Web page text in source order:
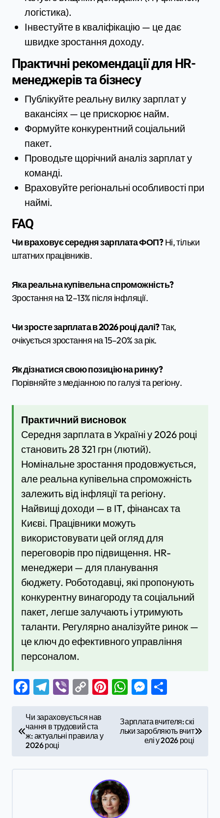
логістика).
Інвестуйте в кваліфікацію — це дає
швидке зростання доходу.
Практичні рекомендації для HR-
менеджерів та бізнесу
Публікуйте реальну вилку зарплат у
вакансіях — це прискорює найм.
Формуйте конкурентний соціальний
пакет.
Проводьте щорічний аналіз зарплат у
команді.
Враховуйте регіональні особливості при
наймі.
FAQ
Чи враховує середня зарплата ФОП?Ні, тільки
штатних працівників.
Яка реальна купівельна спроможність?
Зростання на 12–13% після інфляції.
Чи зросте зарплата в 2026 році далі?Так,
очікується зростання на 15–20% за рік.
Як дізнатися свою позицію на ринку?
Порівняйте з медіанною по галузі та регіону.
Практичний висновок
Середня зарплата в Україні у 2026 році
становить 28 321 грн (лютий).
Номінальне зростання продовжується,
але реальна купівельна спроможність
залежить від інфляції та регіону.
Найвищі доходи — в IT, фінансах та
Києві. Працівники можуть
використовувати цей огляд для
переговорів про підвищення. HR-
менеджери — для планування
бюджету. Роботодавці, які пропонують
конкурентну винагороду та соціальний
пакет, легше залучають і утримують
таланти. Регулярно аналізуйте ринок —
це ключ до ефективного управління
персоналом.
Facebook
Telegram
ViberCopyPinterest
WhatsApp
Чи зараховується нав
чання в трудовий ста
ж: актуальні правила у
2026 році
Зарплата вчителя: скі
льки заробляють вчит
елі у 2026 році